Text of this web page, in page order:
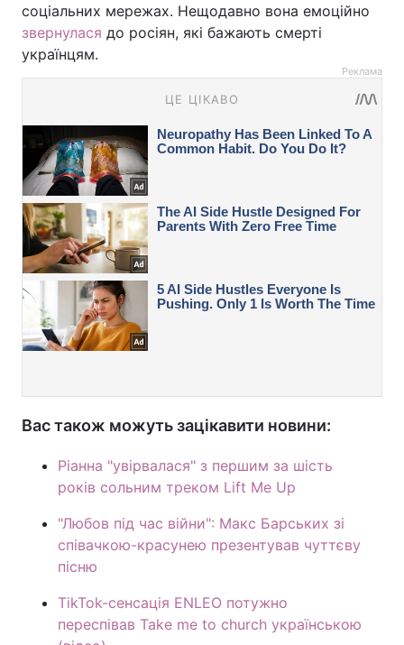
соціальних мережах. Нещодавно вона емоційно
звернулася до росіян, які бажають смерті
українцям.
Реклама
Вас також можуть зацікавити новини:
Ріанна "увірвалася" з першим за шість
років сольним треком Lift Me Up
"Любов під час війни": Макс Барських зі
співачкою-красунею презентував чуттєву
пісню
TikTok-сенсація ENLEO потужно
переспівав Take me to church українською